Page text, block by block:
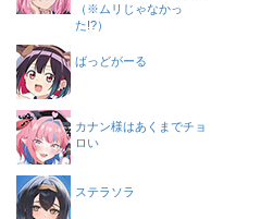
（※ムリじゃなかっ
た!?）
ばっどがーる
カナン様はあくまでチョ
ロい
ステラソラ